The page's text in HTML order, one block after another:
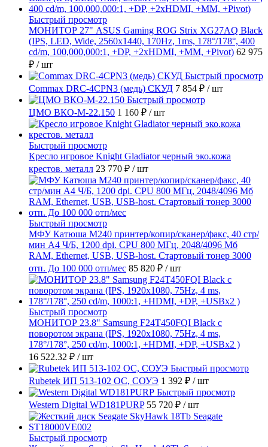
Быстрый просмотр
МОНИТОР 27" ASUS Gaming ROG Strix XG27AQ Black
(IPS, LED, Wide, 2560x1440, 170Hz, 1ms, 178°/178°, 400
cd/m, 100,000,000:1, +DP, +2хHDMI, +MM, +Pivot) 62 975
₽ / шт
Быстрый просмотр
Commax DRC-4CPN3 (медь) СКУД 7 854 ₽ / шт
Быстрый просмотр
ЦМО ВКО-М-22.150 1 160 ₽ / шт
Быстрый просмотр
Кресло игровое Knight Gladiator черный эко.кожа
крестов. металл 23 770 ₽ / шт
Быстрый просмотр
МФУ Катюша M240 принтер/копир/сканер/факс, 40 стр/
мин А4 Ч/Б, 1200 dpi. CPU 800 МГц, 2048/4096 Мб
RAM, Ethernet, USB, USB-host. Стартовый тонер 3000
отп. До 100 000 отп/мес 85 820 ₽ / шт
Быстрый просмотр
МОНИТОР 23.8" Samsung F24T450FQI Black с
поворотом экрана (IPS, 1920x1080, 75Hz, 4 ms,
178°/178°, 250 cd/m, 1000:1, +HDMI, +DP, +USBx2 )
16 522.32 ₽ / шт
Быстрый просмотр
Rubetek ИП 513-102 ОС, СОУЭ 1 392 ₽ / шт
Быстрый просмотр
Western Digital WD181PURP 55 720 ₽ / шт
Быстрый просмотр